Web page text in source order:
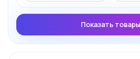
Показать товары